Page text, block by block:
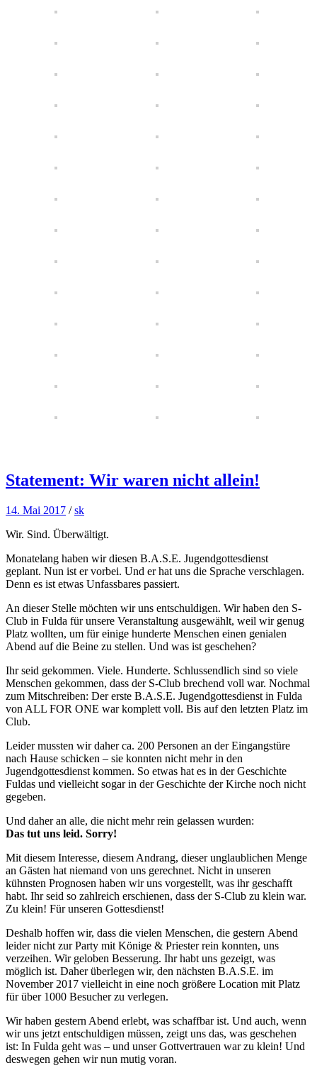
Statement: Wir waren nicht allein!
14. Mai 2017 /sk
Wir. Sind. Überwältigt.
Monatelang haben wir diesen B.A.S.E. Jugendgottesdienst
geplant. Nun ist er vorbei. Und er hat uns die Sprache verschlagen.
Denn es ist etwas Unfassbares passiert.
An dieser Stelle möchten wir uns entschuldigen. Wir haben den S-
Club in Fulda für unsere Veranstaltung ausgewählt, weil wir genug
Platz wollten, um für einige hunderte Menschen einen genialen
Abend auf die Beine zu stellen. Und was ist geschehen?
Ihr seid gekommen. Viele. Hunderte. Schlussendlich sind so viele
Menschen gekommen, dass der S-Club brechend voll war. Nochmal
zum Mitschreiben: Der erste B.A.S.E. Jugendgottesdienst in Fulda
von ALL FOR ONE war komplett voll. Bis auf den letzten Platz im
Club.
Leider mussten wir daher ca. 200 Personen an der Eingangstüre
nach Hause schicken – sie konnten nicht mehr in den
Jugendgottesdienst kommen. So etwas hat es in der Geschichte
Fuldas und vielleicht sogar in der Geschichte der Kirche noch nicht
gegeben.
Und daher an alle, die nicht mehr rein gelassen wurden:
Das tut uns leid. Sorry!
Mit diesem Interesse, diesem Andrang, dieser unglaublichen Menge
an Gästen hat niemand von uns gerechnet. Nicht in unseren
kühnsten Prognosen haben wir uns vorgestellt, was ihr geschafft
habt. Ihr seid so zahlreich erschienen, dass der S-Club zu klein war.
Zu klein! Für unseren Gottesdienst!
Deshalb hoffen wir, dass die vielen Menschen, die gestern Abend
leider nicht zur Party mit Könige & Priester rein konnten, uns
verzeihen. Wir geloben Besserung. Ihr habt uns gezeigt, was
möglich ist. Daher überlegen wir, den nächsten B.A.S.E. im
November 2017 vielleicht in eine noch größere Location mit Platz
für über 1000 Besucher zu verlegen.
Wir haben gestern Abend erlebt, was schaffbar ist. Und auch, wenn
wir uns jetzt entschuldigen müssen, zeigt uns das, was geschehen
ist: In Fulda geht was – und unser Gottvertrauen war zu klein! Und
deswegen gehen wir nun mutig voran.